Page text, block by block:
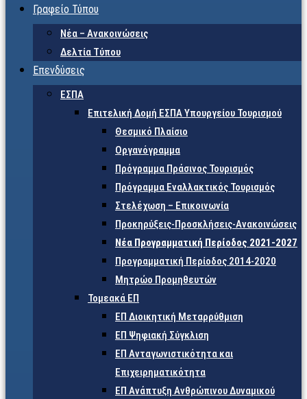
Γραφείο Τύπου
Νέα – Ανακοινώσεις
Δελτία Τύπου
Επενδύσεις
ΕΣΠΑ
Επιτελική Δομή ΕΣΠΑ Υπουργείου Τουρισμού
Θεσμικό Πλαίσιο
Οργανόγραμμα
Πρόγραμμα Πράσινος Τουρισμός
Πρόγραμμα Εναλλακτικός Τουρισμός
Στελέχωση – Επικοινωνία
Προκηρύξεις-Προσκλήσεις-Ανακοινώσεις
Νέα Προγραμματική Περίοδος 2021-2027
Προγραμματική Περίοδος 2014-2020
Μητρώο Προμηθευτών
Τομεακά ΕΠ
ΕΠ Διοικητική Μεταρρύθμιση
ΕΠ Ψηφιακή Σύγκλιση
ΕΠ Ανταγωνιστικότητα και
Επιχειρηματικότητα
ΕΠ Ανάπτυξη Ανθρώπινου Δυναμικού